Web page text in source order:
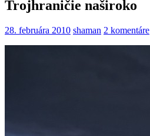
Trojhraničie naširoko
28. februára 2010 shaman 2 komentáre